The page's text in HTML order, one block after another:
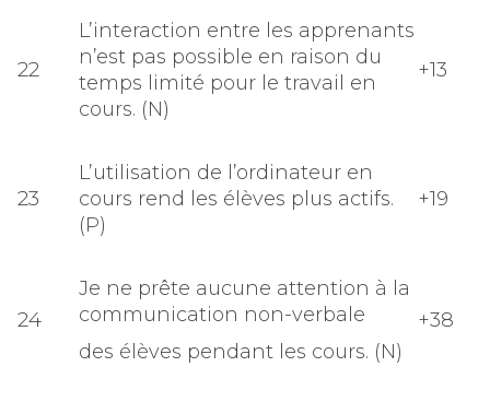
22
L’interaction entre les apprenants
n’est pas possible en raison du
temps limité pour le travail en
cours. (N)
+13
23
L’utilisation de l’ordinateur en
cours rend les élèves plus actifs.
(P)
+19
24
Je ne prête aucune attention à la
communication non-verbale
des élèves pendant les cours. (N)
+38